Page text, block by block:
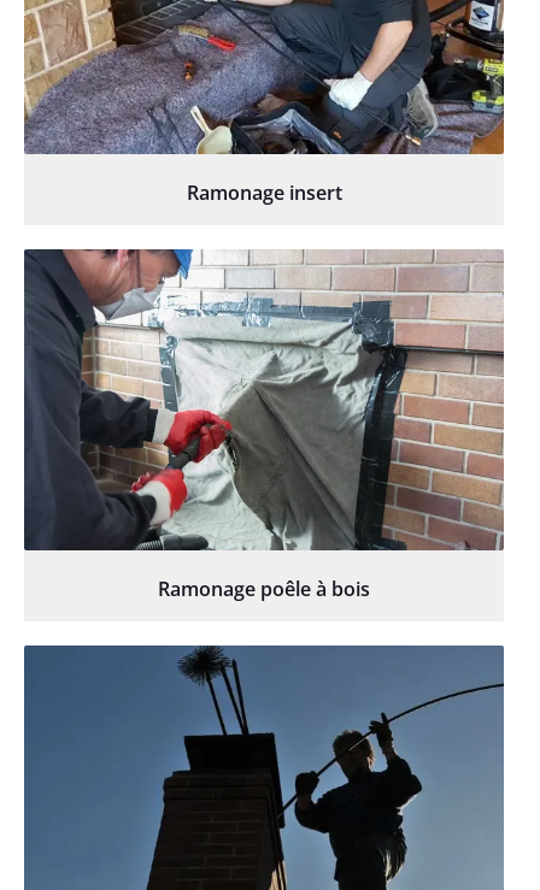
Ramonage insert
Ramonage poêle à bois